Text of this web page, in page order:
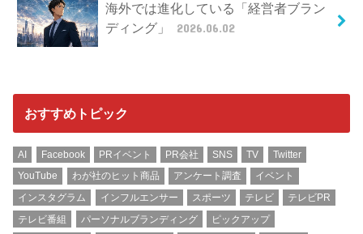
海外では進化している「経営者ブラン
ディング」
2026.06.02
おすすめトピック
AI Facebook PRイベント PR会社 SNS TV
Twitter
YouTube
わが社のヒット商品 アンケート調査
イベント
インスタグラム
インフルエンサー スポーツ テレビ
テレビPR
テレビ番組
パーソナルブランディング
ピックアップ